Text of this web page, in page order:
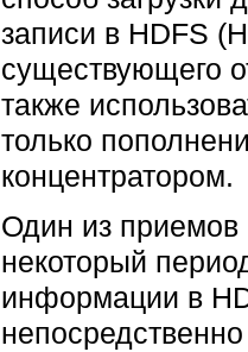
записи в HDFS
существующего
также
только
концентратором.
Один из приемов
некоторый
информации в